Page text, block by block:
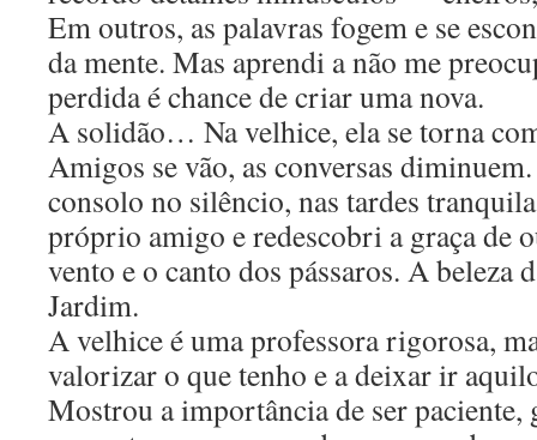
Em outros, as palavras fogem e se
da mente. Mas aprendi a não me
perdida é chance de criar uma nova.
A solidão… Na velhice, ela se torna
Amigos se vão, as conversas
consolo no silêncio, nas tardes
próprio amigo e redescobri a graça de
vento e o canto dos pássaros. A beleza
Jardim.
A velhice é uma professora rigorosa,
valorizar o que tenho e a deixar ir
Mostrou a importância de ser paciente,